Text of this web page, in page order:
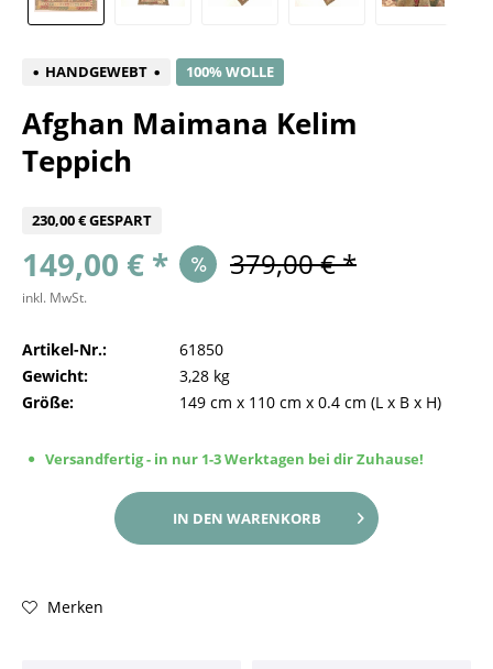
HANDGEWEBT 100% WOLLE
Afghan Maimana Kelim
Teppich
230,00 € GESPART
149,00 € * 379,00 € *
inkl. MwSt.
Artikel-Nr.:
61850
Gewicht:
3,28 kg
Größe:
149 cm x 110 cm x 0.4 cm (L x B x H)
Versandfertig - in nur 1-3 Werktagen bei dir Zuhause!
IN DEN WARENKORB
Merken